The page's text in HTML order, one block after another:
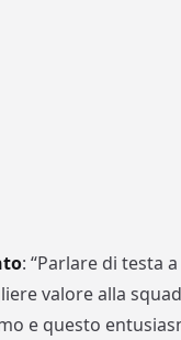
: “Parlare di testa
valore alla
e questo